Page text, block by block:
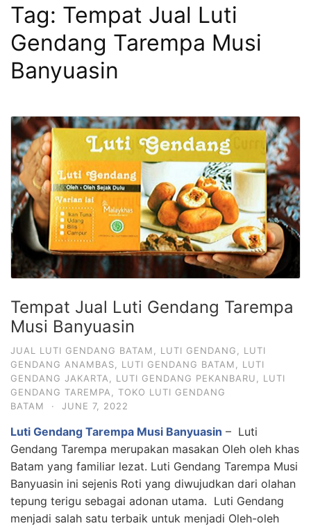
Tag: Tempat Jual Luti
Gendang Tarempa Musi
Banyuasin
Tempat Jual Luti Gendang Tarempa
Musi Banyuasin
JUAL LUTI GENDANG BATAM, LUTI GENDANG, LUTI
GENDANG ANAMBAS, LUTI GENDANG BATAM, LUTI
GENDANG JAKARTA, LUTI GENDANG PEKANBARU, LUTI
GENDANG TAREMPA, TOKO LUTI GENDANG
BATAM
· JUNE 7, 2022
Luti Gendang Tarempa Musi Banyuasin – Luti
Gendang Tarempa merupakan masakan Oleh oleh khas
Batam yang familiar lezat. Luti Gendang Tarempa Musi
Banyuasin ini sejenis Roti yang diwujudkan dari olahan
tepung terigu sebagai adonan utama. Luti Gendang
menjadi salah satu terbaik untuk menjadi Oleh-oleh